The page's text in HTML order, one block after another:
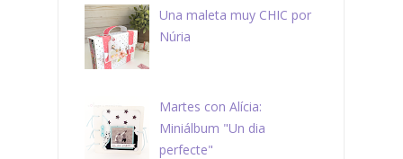
Una maleta muy CHIC por
Núria
Martes con Alícia:
Miniálbum "Un dia
perfecte"